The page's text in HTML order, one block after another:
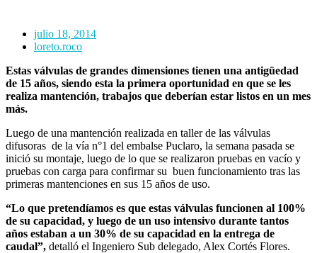
julio 18, 2014
loreto.roco
Estas válvulas de grandes dimensiones tienen una antigüedad
de 15 años, siendo esta la primera oportunidad en que se les
realiza mantención, trabajos que deberían estar listos en un mes
más.
Luego de una mantención realizada en taller de las válvulas
difusoras de la vía n°1 del embalse Puclaro, la semana pasada se
inició su montaje, luego de lo que se realizaron pruebas en vacío y
pruebas con carga para confirmar su buen funcionamiento tras las
primeras mantenciones en sus 15 años de uso.
“Lo que pretendíamos es que estas válvulas funcionen al 100%
de su capacidad, y luego de un uso intensivo durante tantos
años estaban a un 30% de su capacidad en la entrega de
caudal”, detalló el Ingeniero Sub delegado, Alex Cortés Flores.